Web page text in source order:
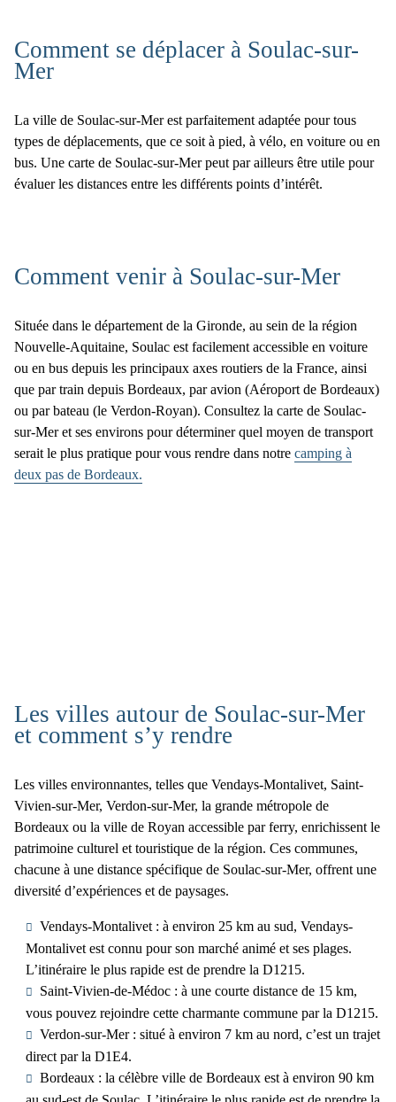
Comment se déplacer à Soulac-sur-
Mer
La ville de Soulac-sur-Mer est parfaitement adaptée pour tous
types de déplacements, que ce soit à pied, à vélo, en voiture ou en
bus. Une carte de Soulac-sur-Merpeut par ailleurs être utile pour
évaluer les distances entre les différents points d’intérêt.
Comment venir à Soulac-sur-Mer
Située dans le département de la Gironde, au sein de la région
Nouvelle-Aquitaine, Soulac est facilement accessible en voiture
ou en bus depuis les principaux axes routiers de la France, ainsi
que par train depuis Bordeaux, par avion (Aéroport de Bordeaux)
ou par bateau (le Verdon-Royan). Consultez la carte de Soulac-
sur-Meret ses environs pour déterminer quel moyen de transport
serait le plus pratique pour vous rendre dans notre camping à
deux pas de Bordeaux.
Les villes autour de Soulac-sur-Mer
et comment s’y rendre
Les villes environnantes, telles que Vendays-Montalivet, Saint-
Vivien-sur-Mer, Verdon-sur-Mer, la grande métropole de
Bordeaux ou la ville de Royan accessible par ferry, enrichissent le
patrimoine culturel et touristique de la région. Ces communes,
chacune à une distance spécifique de Soulac-sur-Mer, offrent une
diversité d’expériences et de paysages.
Vendays-Montalivet : à environ 25 km au sud, Vendays-
Montalivet est connu pour son marché animé et ses plages.
L’itinéraire le plus rapide est de prendre la D1215.
Saint-Vivien-de-Médoc: à une courte distance de 15 km,
vous pouvez rejoindre cette charmante commune par la D1215.
Verdon-sur-Mer : situé à environ 7 km au nord, c’est un trajet
direct par la D1E4.
Bordeaux : la célèbre ville de Bordeaux est à environ 90 km